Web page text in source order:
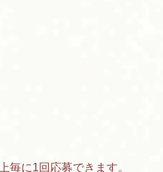
毎に1回応募できます。